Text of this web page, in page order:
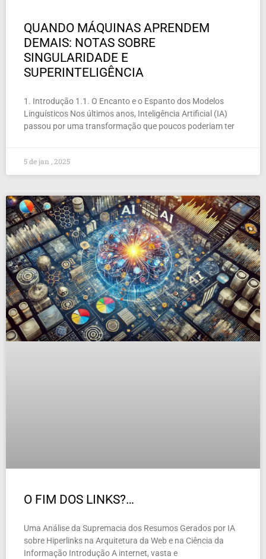
QUANDO MÁQUINAS APRENDEM
DEMAIS: NOTAS SOBRE
SINGULARIDADE E
SUPERINTELIGÊNCIA
1. Introdução 1.1. O Encanto e o Espanto dos Modelos
Linguísticos Nos últimos anos, Inteligência Artificial (IA)
passou por uma transformação que poucos poderiam ter
5 de jan , 2025
O FIM DOS LINKS?…
Uma Análise da Supremacia dos Resumos Gerados por IA
sobre Hiperlinks na Arquitetura da Web e na Ciência da
Informação Introdução A internet, vasta e